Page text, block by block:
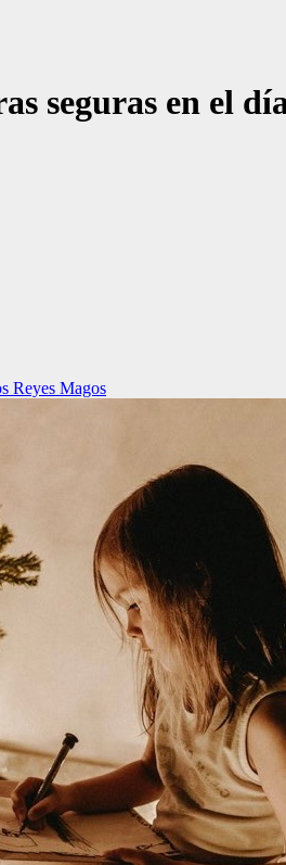
seguras en el
Reyes Magos